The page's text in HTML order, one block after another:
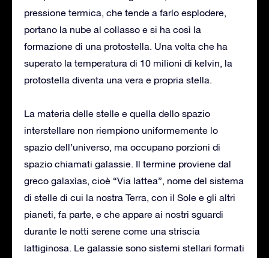
pressione termica, che tende a farlo esplodere,
portano la nube al collasso e si ha così la
formazione di una protostella. Una volta che ha
superato la temperatura di 10 milioni di kelvin, la
protostella diventa una vera e propria stella.
La materia delle stelle e quella dello spazio
interstellare non riempiono uniformemente lo
spazio dell’universo, ma occupano porzioni di
spazio chiamati galassie. Il termine proviene dal
greco galaxìas, cioè “Via lattea”, nome del sistema
di stelle di cui la nostra Terra, con il Sole e gli altri
pianeti, fa parte, e che appare ai nostri sguardi
durante le notti serene come una striscia
lattiginosa. Le galassie sono sistemi stellari formati